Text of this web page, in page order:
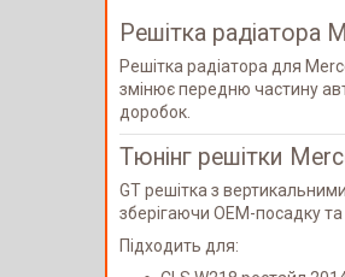
Решітка радіатора
Решітка радіатора для
змінює передню частину
доробок.
Тюнінг решітки
GT решітка з
зберігаючи OEM-посадку
Підходить для: